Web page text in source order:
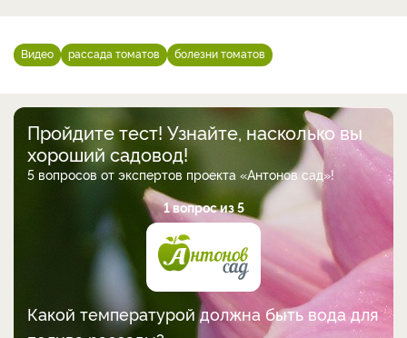
Видео рассада томатов болезни томатов
Пройдите тест! Узнайте, насколько вы
хороший садовод!
5 вопросов от экспертов проекта «Антонов сад»!
1 вопрос из 5
Какой температурой должна быть вода для